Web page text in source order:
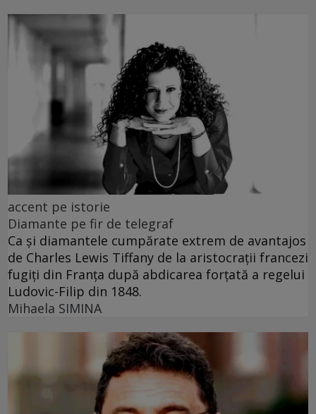
accent pe istorie
Diamante pe fir de telegraf
Ca și diamantele cumpărate extrem de avantajos
de Charles Lewis Tiffany de la aristocrații francezi
fugiți din Franța după abdicarea forțată a regelui
Ludovic-Filip din 1848.
Mihaela SIMINA